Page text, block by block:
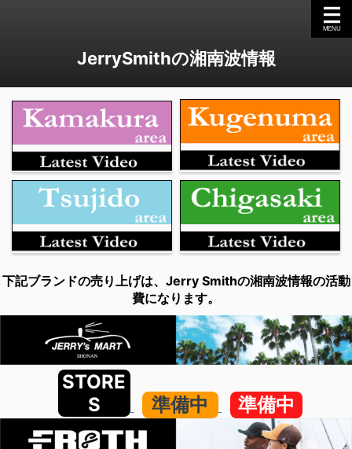
JerrySmithの湘南波情報
下記ブランドの売り上げは、Jerry Smithの湘南波情報の活動
費になります。
STORE
S
準備中 準備中